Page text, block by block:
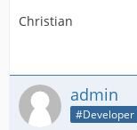
Christian
admin
#Developer